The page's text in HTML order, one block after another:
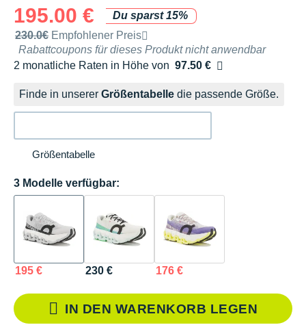
195.00 €
Du sparst 15%
Unverbindliche Preisempfehlung der Marke
230.0€ Empfohlener Preis
Rabattcoupons für dieses Produkt nicht anwendbar
2 monatliche Raten in Höhe von 97.50 €
Ohne Zusatzkosten
Finde in unserer Größentabelle die passende Größe.
Größentabelle
3 Modelle verfügbar:
195 € 230 € 176 €
IN DEN WARENKORB LEGEN